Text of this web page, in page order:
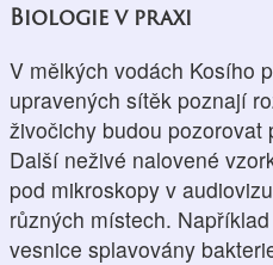
Biologie v praxi
V mělkých vodách Kosího
upravených sítěk poznají
živočichy budou
Další neživé nalovené
pod mikroskopy v
různých místech.
vesnice splavovány